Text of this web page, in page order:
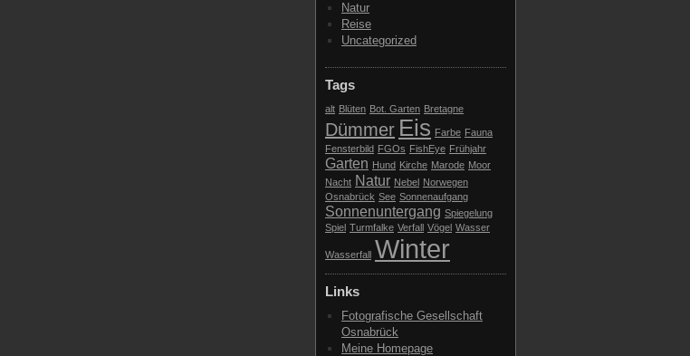
Natur
Reise
Uncategorized
Tags
alt Blüten Bot. Garten Bretagne
Dümmer Eis Farbe Fauna
Fensterbild FGOs FishEye Frühjahr
Garten Hund Kirche Marode Moor
Nacht Natur Nebel Norwegen
Osnabrück See Sonnenaufgang
Sonnenuntergang Spiegelung
Spiel Turmfalke Verfall Vögel Wasser
Wasserfall Winter
Links
Fotografische Gesellschaft
Osnabrück
Meine Homepage